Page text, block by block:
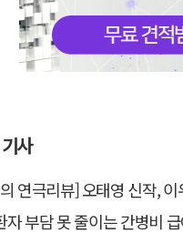
사
] 오태영 신작, 이우천 연출의 <양은 양순하다>"국민을 온순한 양
자 부담 못 줄이는 간병비